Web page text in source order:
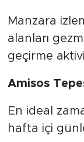
Manzara
alanları
geçirme
Amisos
En ideal
hafta içi